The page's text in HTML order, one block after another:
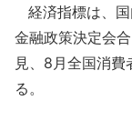
経済指標は、
金融政策決定会
見、8月全国消
る。